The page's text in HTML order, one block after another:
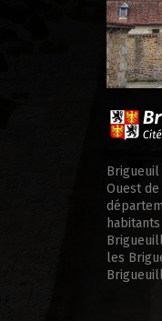
Brigueuil
Ouest
les
5